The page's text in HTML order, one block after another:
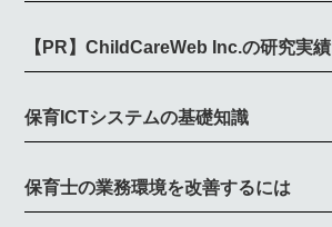
【PR】ChildCareWeb Inc.の研究実績
保育ICTシステムの基礎知識
保育士の業務環境を改善するには